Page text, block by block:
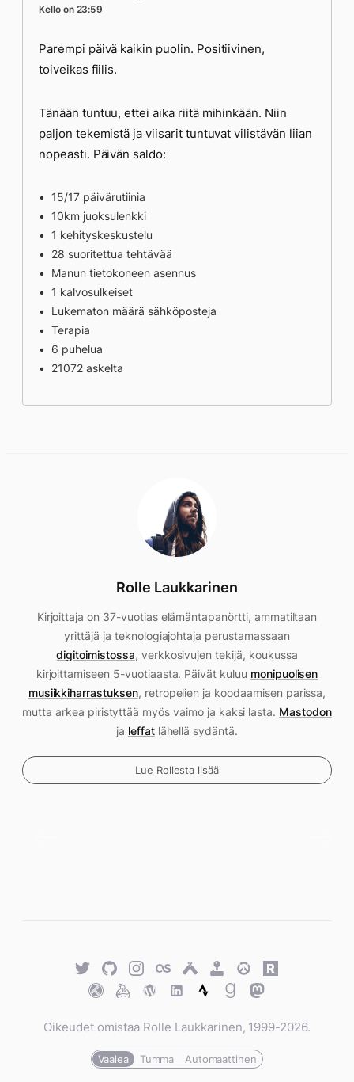
Kello on 23:59
Parempi päivä kaikin puolin. Positiivinen,
toiveikas fiilis.
Tänään tuntuu, ettei aika riitä mihinkään. Niin
paljon tekemistä ja viisarit tuntuvat vilistävän liian
nopeasti. Päivän saldo:
15/17 päivärutiinia
10km juoksulenkki
1 kehityskeskustelu
28 suoritettua tehtävää
Manun tietokoneen asennus
1 kalvosulkeiset
Lukematon määrä sähköposteja
Terapia
6 puhelua
21072 askelta
Rolle Laukkarinen
Kirjoittaja on 37-vuotias elämäntapanörtti, ammatiltaan
yrittäjä ja teknologiajohtaja perustamassaan
digitoimistossa, verkkosivujen tekijä, koukussa
kirjoittamiseen 5-vuotiaasta. Päivät kuluu monipuolisen
musiikkiharrastuksen, retropelien ja koodaamisen parissa,
mutta arkea piristyttää myös vaimo ja kaksi lasta. Mastodon
ja leffatlähellä sydäntä.
Lue Rollesta lisää
TwitterGitHubTwitterLast.fmUntappd
Retro
Achievements
Overwatch
Rawg.io
TraktKeybaseWordPress
WordPress
StravaGoodreads
Mastodon
Oikeudet omistaa Rolle Laukkarinen, 1999-2026.
Vaalea Tumma Automaattinen